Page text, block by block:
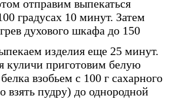
отправим выпекаться
градусах 10 минут. Затем
духового шкафа до 150
изделия еще 25 минут.
куличи приготовим белую
взобьем с 100 г сахарного
взять пудру) до однородной